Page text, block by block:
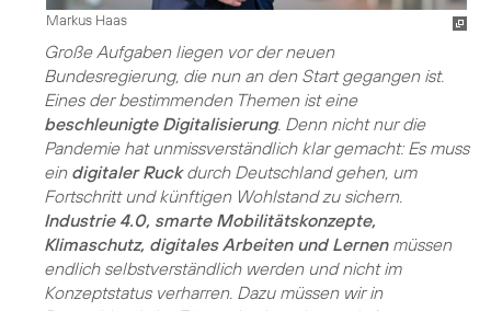
Markus Haas
Große Aufgaben liegen vor der neuen
Bundesregierung, die nun an den Start gegangen ist.
Eines der bestimmenden Themen ist eine
beschleunigte Digitalisierung. Denn nicht nur die
Pandemie hat unmissverständlich klar gemacht: Es muss
ein digitaler Ruckdurch Deutschland gehen, um
Fortschritt und künftigen Wohlstand zu sichern.
Industrie 4.0, smarte Mobilitätskonzepte,
Klimaschutz, digitales Arbeiten und Lernenmüssen
endlich selbstverständlich werden und nicht im
Konzeptstatus verharren. Dazu müssen wir in